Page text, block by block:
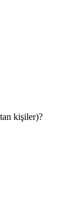
kişiler)?